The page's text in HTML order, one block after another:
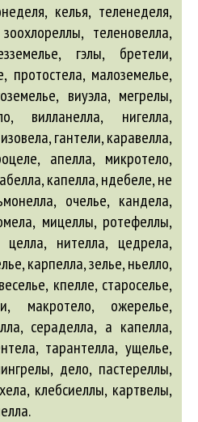
келья, теленеделя,
теленовелла,
, гэлы, бретели,
протостела, малоземелье,
виуэла, мегрелы,
вилланелла, нигелла,
гантели, каравелла,
, апелла, микротело,
капелла, ндебеле, не
очелье, кандела,
мицеллы, ротефеллы,
целла, нителла, цедрела,
карпелла, зелье, ньелло,
веселье, кпелле, староселье,
, макротело, ожерелье,
сераделла, а капелла,
тарантелла, ущелье,
дело, пастереллы,
клебсиеллы, картвелы,